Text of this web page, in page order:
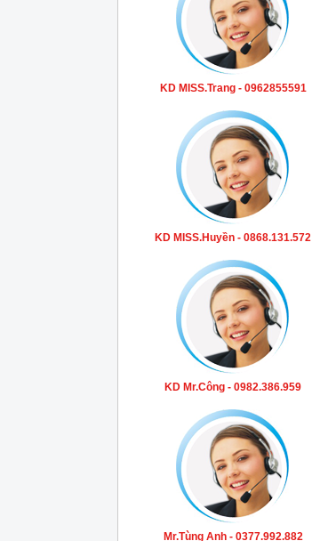
KD MISS.Trang - 0962855591
KD MISS.Huyền - 0868.131.572
KD Mr.Công - 0982.386.959
Mr.Tùng Anh - 0377.992.882